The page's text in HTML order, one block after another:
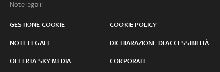
Note legali:
GESTIONE COOKIE COOKIE POLICY
NOTE LEGALI DICHIARAZIONE DI ACCESSIBILITÀ
OFFERTA SKY MEDIA CORPORATE